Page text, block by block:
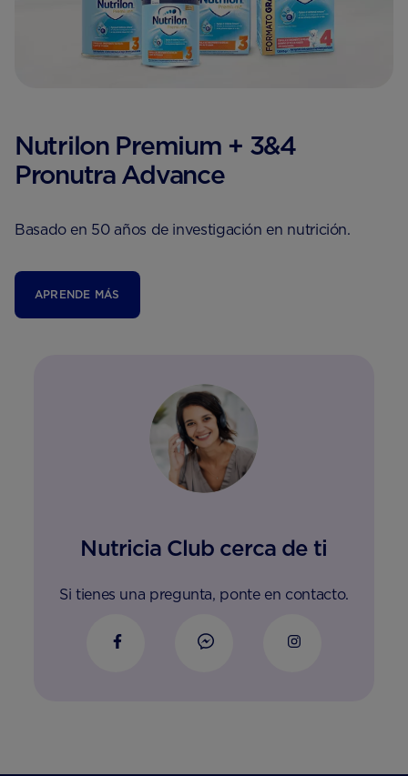
Nutrilon Premium + 3&4
Pronutra Advance
Basado en 50 años de investigación en nutrición.
APRENDE MÁS
Nutricia Club cerca de ti
Si tienes una pregunta, ponte en contacto.